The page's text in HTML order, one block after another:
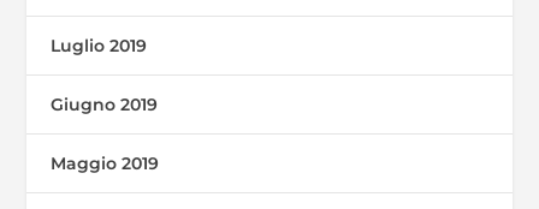
Luglio 2019
Giugno 2019
Maggio 2019